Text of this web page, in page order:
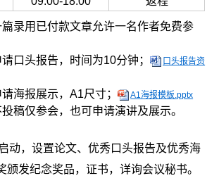
录用已付款文章允许一名作者免费参
口头报告，时间为10分钟；
口头报告资
海报展示，A1尺寸； A1海报模板.pptx
稿仅参会，也可申请演讲及展示。
动，设置论文、优秀口头报告及优秀海
颁发纪念奖品，证书，详询会议秘书。